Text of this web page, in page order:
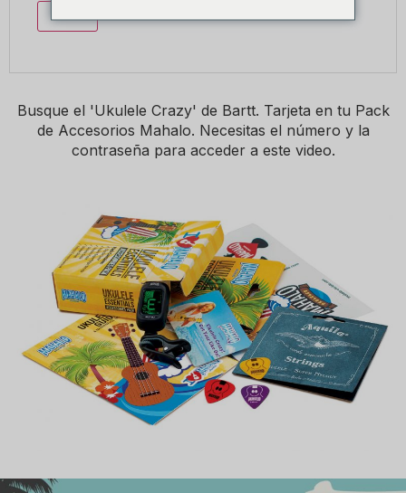
Busque el 'Ukulele Crazy' de Bartt. Tarjeta en tu Pack
de Accesorios Mahalo. Necesitas el número y la
contraseña para acceder a este video.